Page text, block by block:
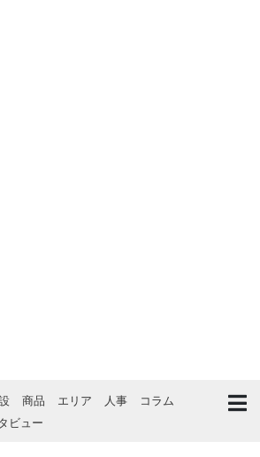
商品 エリア 人事
コラム
ビュー